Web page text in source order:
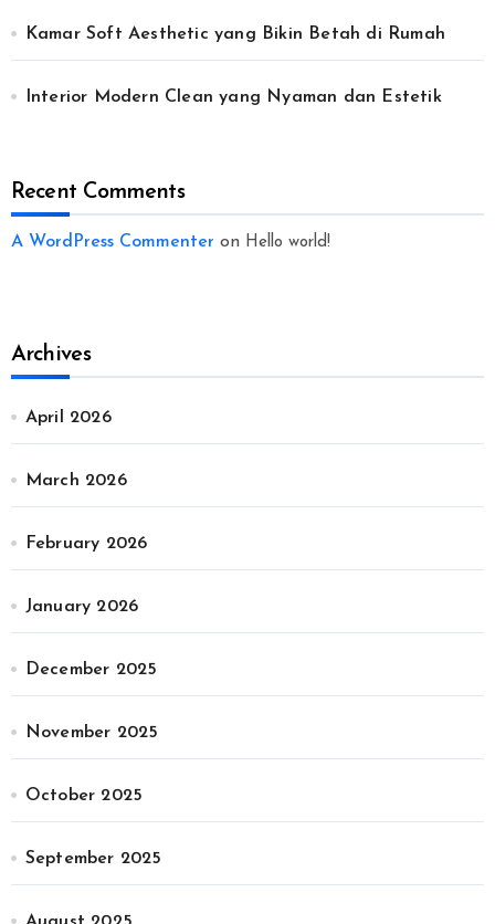
Kamar Soft Aesthetic yang Bikin Betah di Rumah
Interior Modern Clean yang Nyaman dan Estetik
Recent Comments
A WordPress Commenter on Hello world!
Archives
April 2026
March 2026
February 2026
January 2026
December 2025
November 2025
October 2025
September 2025